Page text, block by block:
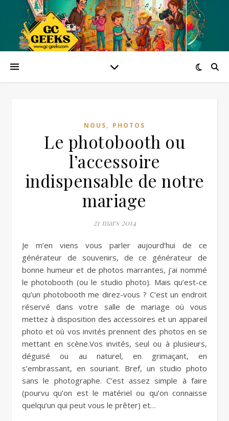
NOUS, PHOTOS
Le photobooth ou
l’accessoire
indispensable de notre
mariage
21 mars 2014
Je m’en viens vous parler aujourd’hui de ce
générateur de souvenirs, de ce générateur de
bonne humeur et de photos marrantes, j’ai nommé
le photobooth (ou le studio photo). Mais qu’est-ce
qu’un photobooth me direz-vous ? C’est un endroit
réservé dans votre salle de mariage où vous
mettez à disposition des accessoires et un appareil
photo et où vos invités prennent des photos en se
mettant en scène.Vos invités, seul ou à plusieurs,
déguisé ou au naturel, en grimaçant, en
s’embrassant, en souriant. Bref, un studio photo
sans le photographe. C’est assez simple à faire
(pourvu qu’on est le matériel ou qu’on connaisse
quelqu’un qui peut vous le prêter) et…